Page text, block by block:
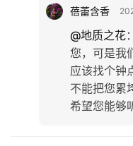
蓓蕾含香
@地质之花：
您，可是我
应该找个钟
不能把您累
希望您能够